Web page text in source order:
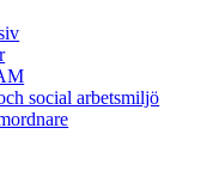
social arbetsmiljö